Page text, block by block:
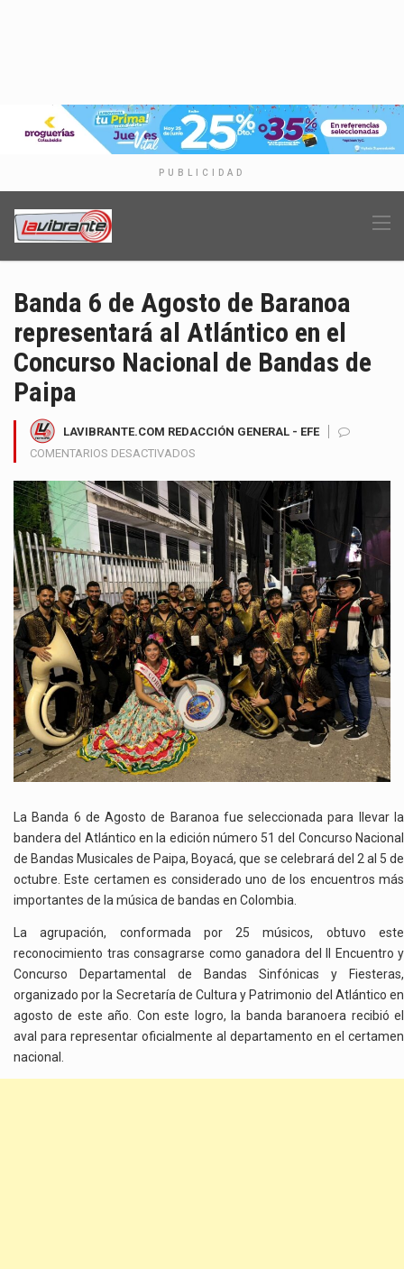
PUBLICIDAD
Banda 6 de Agosto de Baranoa
representará al Atlántico en el
Concurso Nacional de Bandas de
Paipa
LAVIBRANTE.COM REDACCIÓN GENERAL - EFE
COMENTARIOS DESACTIVADOS
6
DE
AGOSTO
DE
BARANOA
REPRESENTARÁ
AL
ATLÁNTICO
EN
EL
CONCURSO
NACIONAL
DE
BANDAS
DE
PAIPA
La Banda 6 de Agosto de Baranoa fue seleccionada para llevar la
bandera del Atlántico en la edición número 51 del Concurso Nacional
de Bandas Musicales de Paipa, Boyacá, que se celebrará del 2 al 5 de
octubre. Este certamen es considerado uno de los encuentros más
importantes de la música de bandas en Colombia.
La agrupación, conformada por 25 músicos, obtuvo este
reconocimiento tras consagrarse como ganadora del II Encuentro y
Concurso Departamental de Bandas Sinfónicas y Fiesteras,
organizado por la Secretaría de Cultura y Patrimonio del Atlántico en
agosto de este año. Con este logro, la banda baranoera recibió el
aval para representar oficialmente al departamento en el certamen
nacional.